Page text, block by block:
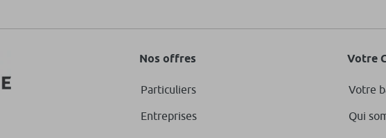
Nos offres
Particuliers
Entreprises
Votre
Votre
Qui